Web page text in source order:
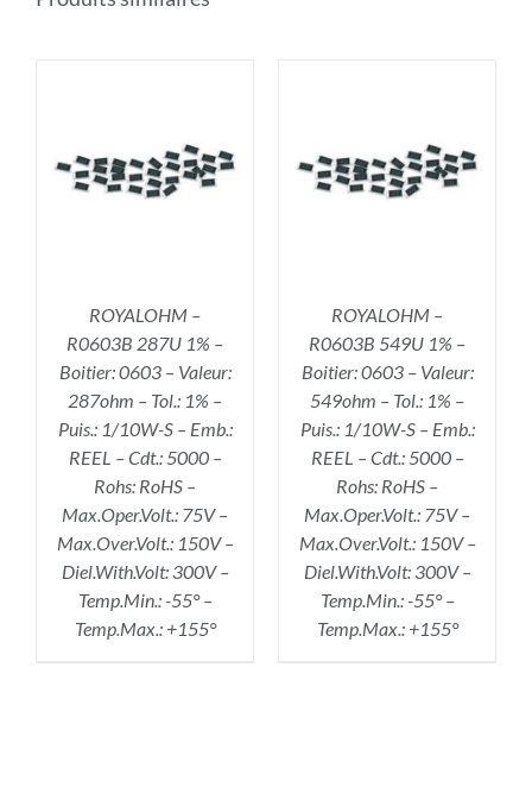
ROYALOHM –
R0603B 287U 1% –
Boitier: 0603 – Valeur:
287ohm – Tol.: 1% –
Puis.: 1/10W-S – Emb.:
REEL – Cdt.: 5000 –
Rohs: RoHS –
Max.Oper.Volt.: 75V –
Max.Over.Volt.: 150V –
Diel.With.Volt: 300V –
Temp.Min.: -55° –
Temp.Max.: +155°
AJOUTER AU PANIER
/
DÉTAILS
ROYALOHM –
R0603B 549U 1% –
Boitier: 0603 – Valeur:
549ohm – Tol.: 1% –
Puis.: 1/10W-S – Emb.:
REEL – Cdt.: 5000 –
Rohs: RoHS –
Max.Oper.Volt.: 75V –
Max.Over.Volt.: 150V –
Diel.With.Volt: 300V –
Temp.Min.: -55° –
Temp.Max.: +155°